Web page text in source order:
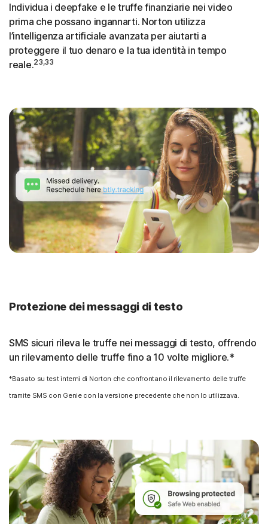
Individua i deepfake e le truffe finanziarie nei video
prima che possano ingannarti. Norton utilizza
l’intelligenza artificiale avanzata per aiutarti a
proteggere il tuo denaro e la tua identità in tempo
reale.23,33
Protezione dei messaggi di testo
SMS sicuri rileva le truffe nei messaggi di testo, offrendo
un rilevamento delle truffe fino a 10 volte migliore.*
*Basato su test interni di Norton che confrontano il rilevamento delle truffe
tramite SMS con Genie con la versione precedente che non lo utilizzava.